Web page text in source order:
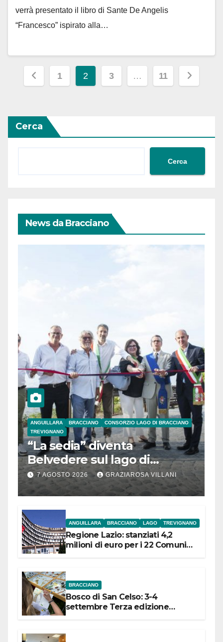
verrà presentato il libro di Sante De Angelis
“Francesco” ispirato alla…
Paginazione
articoli
1 2 3 … 11
Cerca
Cerca
News da Bracciano
ANGUILLARA BRACCIANO
CONSORZIO LAGO DI BRACCIANO
TREVIGNANO
“La sedia” diventa
Belvedere sul lago di
Bracciano: ieri
l’inaugurazione
7 AGOSTO 2026 GRAZIAROSA VILLANI
ANGUILLARA BRACCIANO LAGO TREVIGNANO
Regione Lazio: stanziati 4,2
milioni di euro per i 22 Comuni
BRACCIANO
Bosco di San Celso: 3-4
settembre Terza edizione